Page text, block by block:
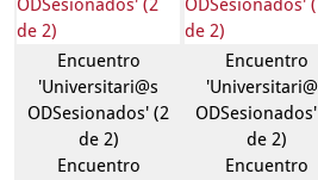
Encuentro
'Universitari@s
ODSesionados' (2
de 2)
Encuentro
Encuentro
de 2)
Encuentro